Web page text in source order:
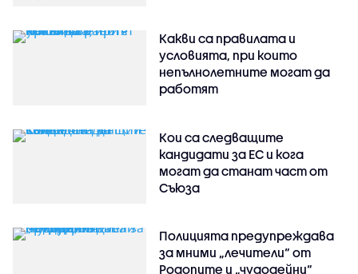
Какви са правилата и
условията, при които
непълнолетните могат да
работят
Кои са следващите
кандидати за ЕС и кога
могат да станат част от
Съюза
Полицията предупреждава
за мними „лечители“ от
Родопите и „чудодейни“